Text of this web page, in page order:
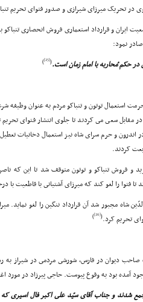
در تحریک میرزاى شیرازى و صدور فتواى تحریم
ایران و قرارداد استعمارى فروش انحصارى تنباکو
نمود:
در حکم مُحاربه با امام زمان است.(
[25]
)
استعمال توتون و تنباکو مردم به عنوان وظیفه
مقابل سعى مى کردند تا جلوى انتشار فتواى تحریم
اندرون و حرم سراى شاه نیز استعمال دخانیات
کردند.
و فروش تنباکو و توتون متوقف شد تا این که
فتوا را لغو کند که میرزاى آشتیانى با قاطعیت با
شاه مجبور شد آن قرارداد ننگین را لغو نماید.
تحریم کرد.(
[26]
)
حکومت صاحب دیوان در فارس، شورشى مردمى در شیراز
به وقوع پیوست. حاجى پیرزاد در مورد اغتشاش شیراز در
شدند و جناب آقاى سیّد على اکبر فال